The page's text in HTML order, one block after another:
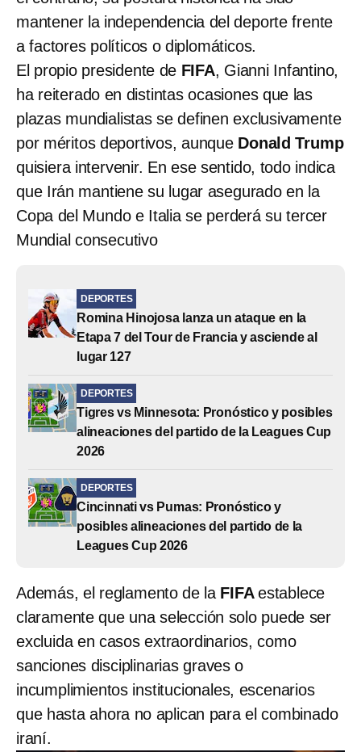
mantener la independencia del deporte frente
a factores políticos o diplomáticos.
El propio presidente de FIFA, Gianni Infantino,
ha reiterado en distintas ocasiones que las
plazas mundialistas se definen exclusivamente
por méritos deportivos, aunque Donald Trump
quisiera intervenir. En ese sentido, todo indica
que Irán mantiene su lugar asegurado en la
Copa del Mundo e Italia se perderá su tercer
Mundial consecutivo
DEPORTES
Romina Hinojosa lanza un ataque en la
Etapa 7 del Tour de Francia y asciende al
lugar 127
DEPORTES
Tigres vs Minnesota: Pronóstico y posibles
alineaciones del partido de la Leagues Cup
2026
DEPORTES
Cincinnati vs Pumas: Pronóstico y
posibles alineaciones del partido de la
Leagues Cup 2026
Además, el reglamento de la FIFAestablece
claramente que una selección solo puede ser
excluida en casos extraordinarios, como
sanciones disciplinarias graves o
incumplimientos institucionales, escenarios
que hasta ahora no aplican para el combinado
iraní.